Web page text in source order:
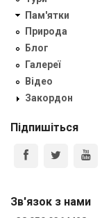
Пам'ятки
Природа
Блог
Галереї
Відео
Закордон
Підпишіться
Зв'язок з нами